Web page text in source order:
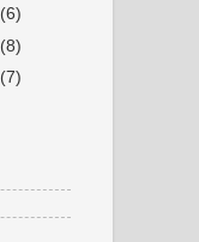
(6)
(8)
(7)